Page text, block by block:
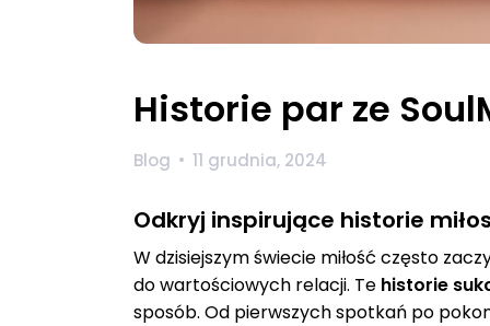
Historie par ze
Blog 11 grudnia, 2024
Odkryj inspirujące historie
W dzisiejszym świecie miłość często
do wartościowych relacji. Te historie
sposób. Od pierwszych spotkań po